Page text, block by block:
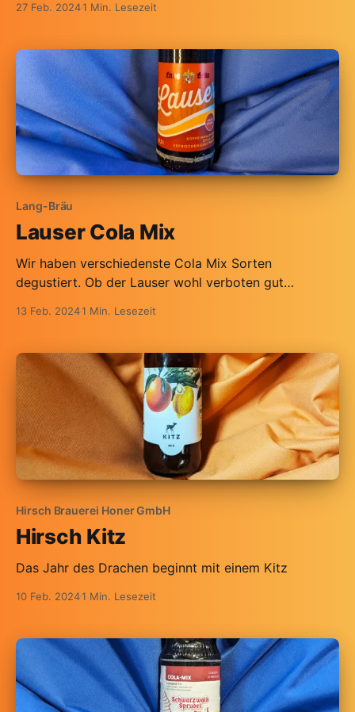
27 Feb. 20241 Min. Lesezeit
Lang-Bräu
Lauser Cola Mix
Wir haben verschiedenste Cola Mix Sorten
degustiert. Ob der Lauser wohl verboten gut
13 Feb. 20241 Min. Lesezeit
Hirsch Brauerei Honer GmbH
Hirsch Kitz
Das Jahr des Drachen beginnt mit einem Kitz
10 Feb. 20241 Min. Lesezeit